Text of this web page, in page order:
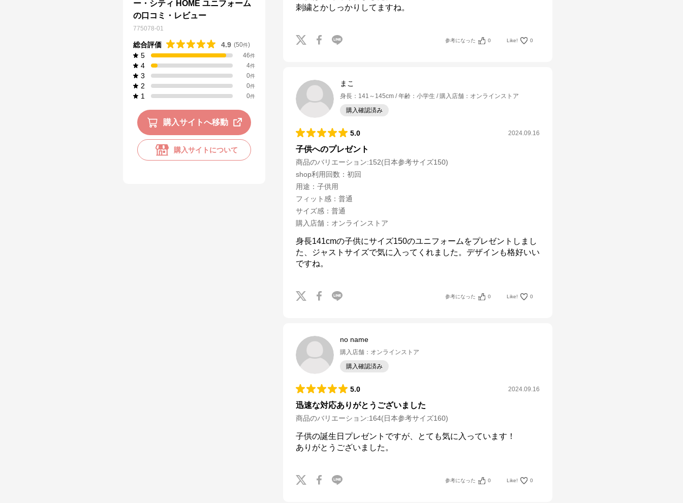
ー・シティ HOME ユニフォーム
の口コミ・レビュー
775078-01
総合評価 4.9 (50件)
5 46件
4 4件
3 0件
2 0件
1 0件
購入サイトへ移動
購入サイトについて
参考になった 0 Like! 0
まこ
身長 ： 141～145cm 年齢 ： 小学生 購入店舗 ： オンラインストア
購入確認済み
5.0 2024.09.16
子供へのプレゼント
商品のバリエーション:152(日本参考サイズ150)
shop利用回数 ： 初回
用途 ： 子供用
フィット感 ： 普通
サイズ感 ： 普通
購入店舗 ： オンラインストア
身長141cmの子供にサイズ150のユニフォームをプレゼントしまし
た、ジャストサイズで気に入ってくれました。デザインも格好いい
ですね。
参考になった 0 Like! 0
no name
購入店舗 ： オンラインストア
購入確認済み
5.0 2024.09.16
迅速な対応ありがとうございました
商品のバリエーション:164(日本参考サイズ160)
子供の誕生日プレゼントですが、とても気に入っています！
ありがとうございました。
参考になった 0 Like! 0